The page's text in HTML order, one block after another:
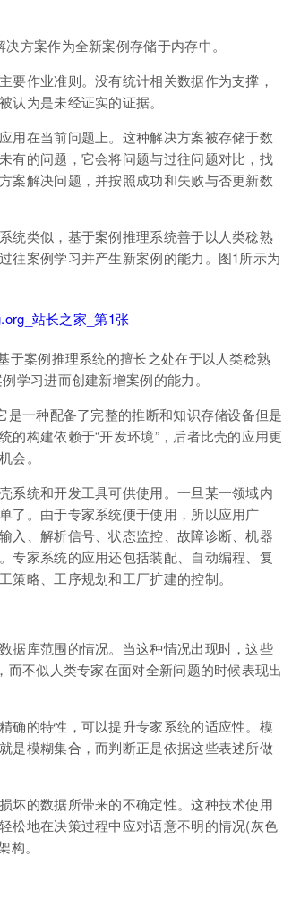
方案作为全新案例存储于内存中。
要作业准则。没有统计相关数据作为支撑，
为是未经证实的证据。
用在当前问题上。这种解决方案被存储于数
有的问题，它会将问题与过往问题对比，找
案解决问题，并按照成功和失败与否更新数
统类似，基于案例推理系统善于以人类稔熟
往案例学习并产生新案例的能力。图1所示为
于案例推理系统的擅长之处在于以人类稔熟
学习进而创建新增案例的能力。
是一种配备了完整的推断和知识存储设备但是
构建依赖于“开发环境”，后者比壳的应用更
会。
系统和开发工具可供使用。一旦某一领域内
了。由于专家系统便于使用，所以应用广
入、解析信号、状态监控、故障诊断、机器
专家系统的应用还包括装配、自动编程、复
略、工序规划和工厂扩建的控制。
据库范围的情况。当这种情况出现时，这些
而不似人类专家在面对全新问题的时候表现出
确的特性，可以提升专家系统的适应性。模
是模糊集合，而判断正是依据这些表述所做
坏的数据所带来的不确定性。这种技术使用
松地在决策过程中应对语意不明的情况(灰色
。